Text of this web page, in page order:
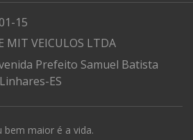
15
MIT VEICULOS LTDA
Prefeito Samuel Batista
ES
bem maior é a vida.